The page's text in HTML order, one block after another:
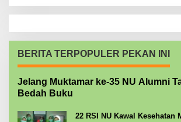
BERITA TERPOPULER PEKAN INI
Jelang Muktamar ke-35 NU Alumni
Bedah Buku
22 RSI NU Kawal Kesehatan